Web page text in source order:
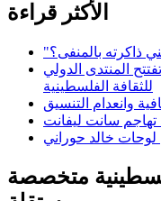
الأكثر قراءة
ذاكرته بالمنفى؟
المنتدى الدولي
للثقافة الفلسطينية
وانعدام التنسيق
تهاجم سانت ليفانت
خالد حوراني
متخصصة